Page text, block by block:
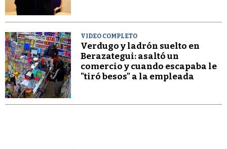
VIDEO COMPLETO
Verdugo y ladrón suelto en
Berazategui: asaltó un
comercio y cuando escapaba le
"tiró besos" a la empleada